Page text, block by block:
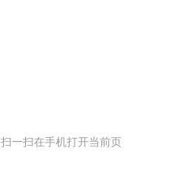
扫一扫在手机打开当前页